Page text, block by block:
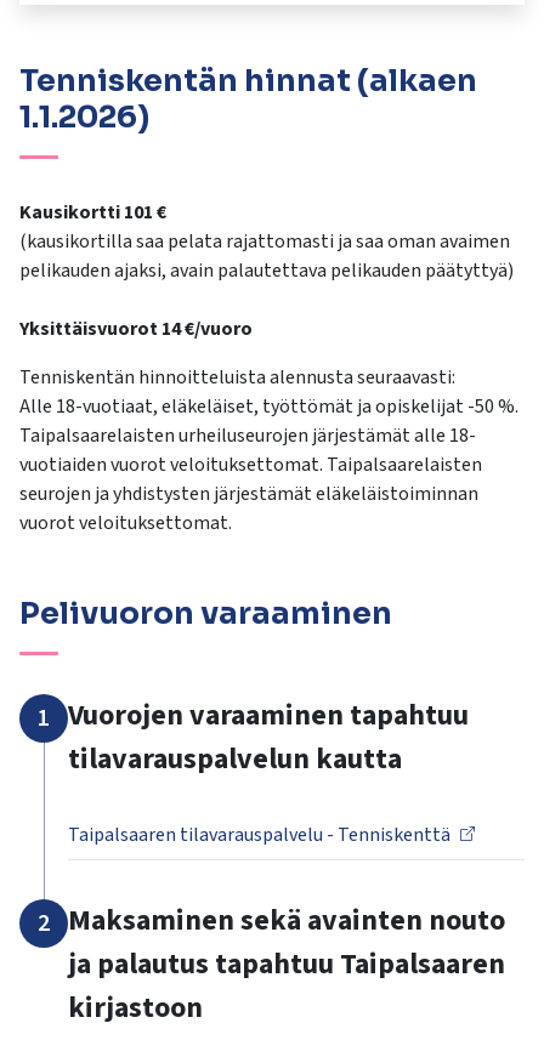
kosketus-
pyyhkäisyliikkeitä.
Tenniskentän hinnat (alkaen
1.1.2026)
Kausikortti 101 €
(kausikortilla saa pelata rajattomasti ja saa oman avaimen
pelikauden ajaksi, avain palautettava pelikauden päätyttyä)
Yksittäisvuorot 14 €/vuoro
Tenniskentän hinnoitteluista alennusta seuraavasti:
Alle 18-vuotiaat, eläkeläiset, työttömät ja opiskelijat -50 %.
Taipalsaarelaisten urheiluseurojen järjestämät alle 18-
vuotiaiden vuorot veloituksettomat. Taipalsaarelaisten
seurojen ja yhdistysten järjestämät eläkeläistoiminnan
vuorot veloituksettomat.
Pelivuoron varaaminen
1 Vuorojen varaaminen tapahtuu
tilavarauspalvelun kautta
Taipalsaaren tilavarauspalvelu - Tenniskenttä
2
Maksaminen sekä avainten nouto
ja palautus tapahtuu Taipalsaaren
kirjastoon